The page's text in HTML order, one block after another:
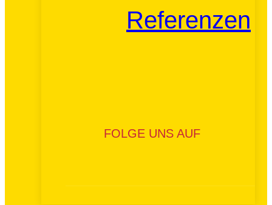
Referenzen
FOLGE UNS AUF